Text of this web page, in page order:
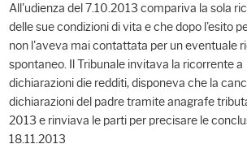
All'udienza del 7.10.2013 compariva la sola
delle sue condizioni di vita e che dopo l'esito
non l'aveva mai contattata per un eventuale
spontaneo. Il Tribunale invitava la ricorrente
dichiarazioni die redditi, disponeva che la
dichiarazioni del padre tramite anagrafe
2013 e rinviava le parti per precisare le
18.11.2013